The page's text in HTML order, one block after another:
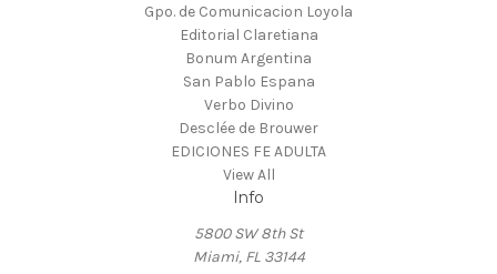
Gpo. de Comunicacion Loyola
Editorial Claretiana
Bonum Argentina
San Pablo Espana
Verbo Divino
Desclée de Brouwer
EDICIONES FE ADULTA
View All
Info
5800 SW 8th St
Miami, FL 33144